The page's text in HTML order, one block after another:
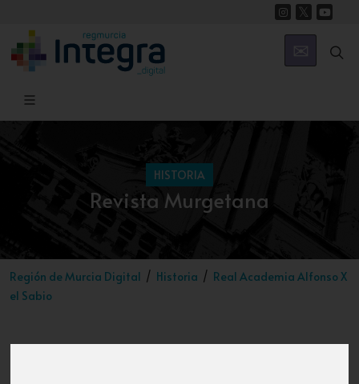
HISTORIA
Revista Murgetana
Región de Murcia Digital Historia
Real Academia Alfonso X
el Sabio